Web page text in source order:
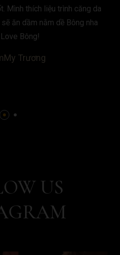
Mình thích liệu trình căng da
ăn dầm nằm dề Bông nha
Bông!
Trương
US